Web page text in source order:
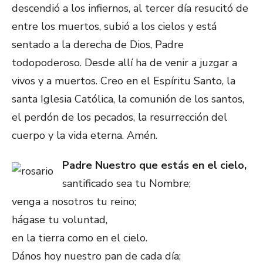
descendió a los infiernos, al tercer día resucitó de
entre los muertos, subió a los cielos y está
sentado a la derecha de Dios, Padre
todopoderoso. Desde allí ha de venir a juzgar a
vivos y a muertos. Creo en el Espíritu Santo, la
santa Iglesia Católica, la comunión de los santos,
el perdón de los pecados, la resurrección del
cuerpo y la vida eterna. Amén.
Padre Nuestro que estás en el cielo,
santificado sea tu Nombre;
venga a nosotros tu reino;
hágase tu voluntad,
en la tierra como en el cielo.
Dános hoy nuestro pan de cada día;